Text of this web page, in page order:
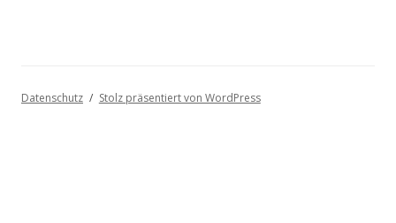
Datenschutz Stolz präsentiert von WordPress